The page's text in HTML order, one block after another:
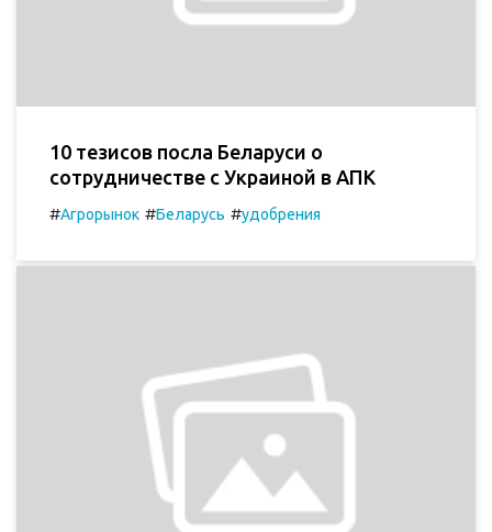
10 тезисов посла Беларуси о
сотрудничестве с Украиной в АПК
#Агрорынок #Беларусь #удобрения